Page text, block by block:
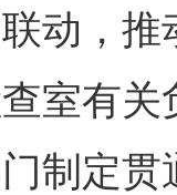
动，
室有
制定